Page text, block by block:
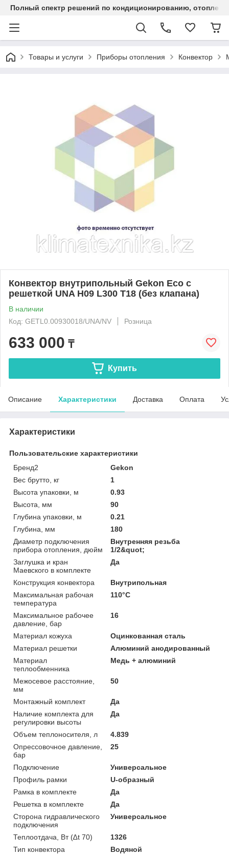
Полный спектр решений по кондиционированию,
Товары и услуги Приборы отопления Конвектор
Конвектор внутрипольный Gekon Eco с
решеткой UNA H09 L300 T18 (без клапана)
В наличии
Код: GETL0.00930018/UNA/NV
Розница
633 000 ₸
Купить
Описание Характеристики Доставка Оплата
Характеристики
Пользовательские характеристики
Бренд2
Gekon
Вес брутто, кг
1
Высота упаковки, м
0.93
Высота, мм
90
Глубина упаковки, м
0.21
Глубина, мм
180
Диаметр подключения
прибора отопления, дюйм
Внутренняя резьба
1/2&quot;
Заглушка и кран
Маевского в комплекте
Да
Конструкция конвектора
Внутрипольная
Максимальная рабочая
температура
110°C
Максимальное рабочее
давление, бар
16
Материал кожуха
Оцинкованная сталь
Материал решетки
Алюминий анодированный
Материал
теплообменника
Медь + алюминий
Межосевое расстояние,
мм
50
Монтажный комплект
Да
Наличие комплекта для
регулировки высоты
Да
Объем теплоносителя, л
4.839
Опрессовочное давление,
бар
25
Подключение
Универсальное
Профиль рамки
U-образный
Рамка в комплекте
Да
Решетка в комплекте
Да
Сторона гидравлического
подключения
Универсальное
Теплоотдача, Вт (∆t 70)
1326
Тип конвектора
Водяной